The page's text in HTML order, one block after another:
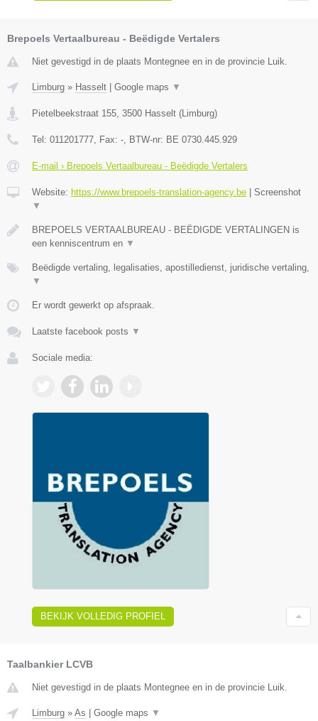
Brepoels Vertaalbureau - Beëdigde Vertalers
Niet gevestigd in de plaats Montegnee en in de provincie Luik.
Limburg » Hasselt Google maps ▼
Pietelbeekstraat 155 3500 Hasselt ( Limburg)
Tel: 011201777 , Fax: - , BTW-nr: BE 0730.445.929
E-mail › Brepoels Vertaalbureau - Beëdigde Vertalers
Website: https://www.brepoels-translation-agency.be
Screenshot
▼
BREPOELS VERTAALBUREAU - BEËDIGDE VERTALINGEN is
een kenniscentrum en ▼
Beëdigde vertaling, legalisaties, apostilledienst, juridische vertaling,
▼
Er wordt gewerkt op afspraak.
Laatste facebook posts ▼
Sociale media:
BEKIJK VOLLEDIG PROFIEL
Taalbankier LCVB
Niet gevestigd in de plaats Montegnee en in de provincie Luik.
Limburg » As Google maps ▼